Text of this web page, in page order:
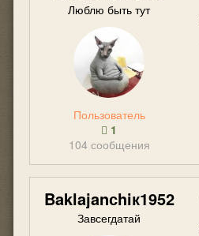
Люблю быть тут
Пользователь
1
104 сообщения
Baklajanсhiк1952
Завсегдатай